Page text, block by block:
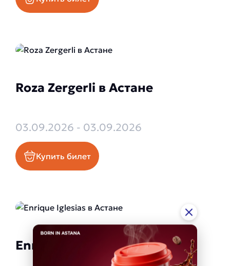
Roza Zergerli в Астане
03.09.2026 - 03.09.2026
Купить билет
Enrique Iglesias в Астане